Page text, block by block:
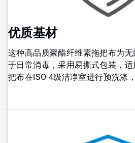
优质基材
这种高品质聚酯纤维素拖把布为
于日常消毒，采用易撕式包装，
把布在ISO 4级洁净室进行预洗涤